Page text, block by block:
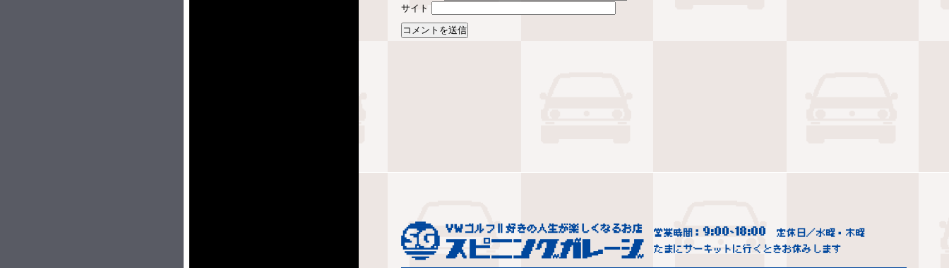
サイト
営業時間： 9:00~18:00
定休日／水曜・木曜
たまにサーキットに行くときお休みします